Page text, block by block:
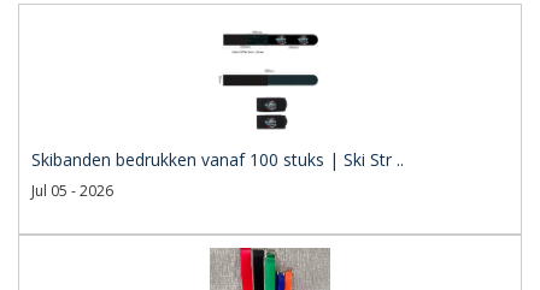
Skibanden bedrukken vanaf 100 stuks | Ski Str ..
Jul 05 - 2026